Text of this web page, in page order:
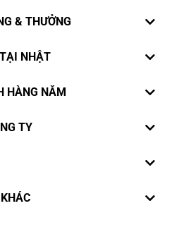
& THƯỞNG
đặc biệt thiết lập chế độ xét tăng
NHẬT
HÀNG NĂM
TY